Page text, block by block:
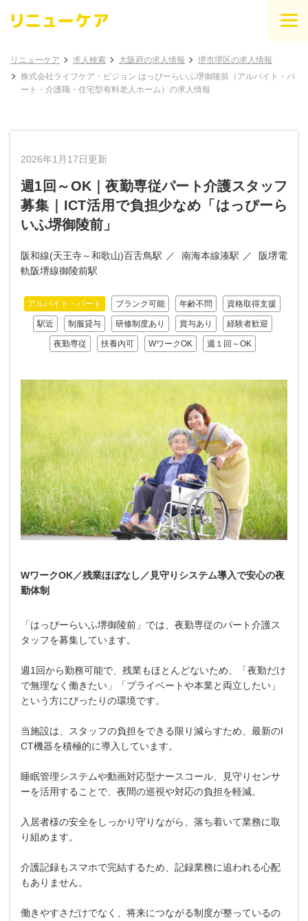
リニューケア 求人検索 大阪府の求人情報
堺市堺区の求人情報
株式会社ライフケア・ビジョン はっぴーらいふ堺御陵前（アルバイト・パ
ート・介護職・住宅型有料老人ホーム）の求人情報
2026年1月17日更新
週1回～OK｜夜勤専従パート介護スタッフ
募集｜ICT活用で負担少なめ「はっぴーら
いふ堺御陵前」
阪和線(天王寺～和歌山)百舌鳥駅 南海本線湊駅
阪堺電
軌阪堺線御陵前駅
アルバイト・パート ブランク可能 年齢不問 資格取得支援
駅近 制服貸与 研修制度あり 賞与あり 経験者歓迎
夜勤専従 扶養内可 WワークOK 週１回～OK
WワークOK／残業ほぼなし／見守りシステム導入で安心の夜
勤体制
「はっぴーらいふ堺御陵前」では、夜勤専従のパート介護ス
タッフを募集しています。
週1回から勤務可能で、残業もほとんどないため、「夜勤だけ
で無理なく働きたい」「プライベートや本業と両立したい」
という方にぴったりの環境です。
当施設は、スタッフの負担をできる限り減らすため、最新のI
CT機器を積極的に導入しています。
睡眠管理システムや動画対応型ナースコール、見守りセンサ
ーを活用することで、夜間の巡視や対応の負担を軽減。
入居者様の安全をしっかり守りながら、落ち着いて業務に取
り組めます。
介護記録もスマホで完結するため、記録業務に追われる心配
もありません。
働きやすさだけでなく、将来につながる制度が整っているの